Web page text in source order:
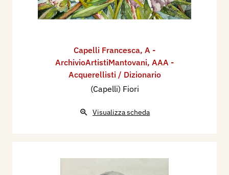
Capelli Francesca, A -
ArchivioArtistiMantovani, AAA -
Acquerellisti / Dizionario
(Capelli) Fiori
Visualizza scheda